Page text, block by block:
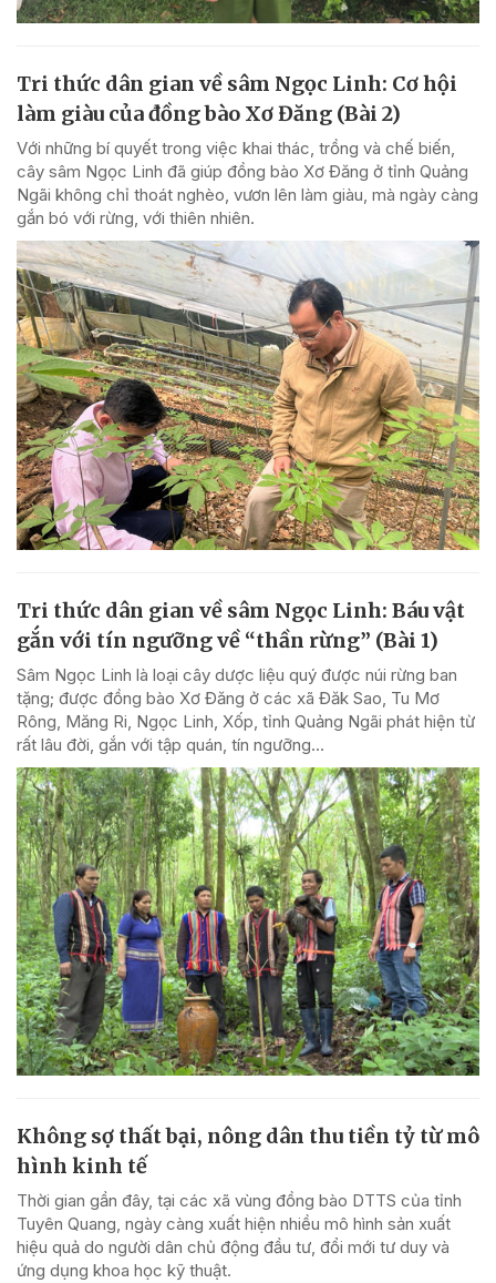
Tri thức dân gian về sâm Ngọc Linh: Cơ hội
làm giàu của đồng bào Xơ Đăng (Bài 2)
Với những bí quyết trong việc khai thác, trồng và chế biến,
cây sâm Ngọc Linh đã giúp đồng bào Xơ Đăng ở tỉnh Quảng
Ngãi không chỉ thoát nghèo, vươn lên làm giàu, mà ngày càng
gắn bó với rừng, với thiên nhiên.
Tri thức dân gian về sâm Ngọc Linh: Báu vật
gắn với tín ngưỡng về “thần rừng” (Bài 1)
Sâm Ngọc Linh là loại cây dược liệu quý được núi rừng ban
tặng; được đồng bào Xơ Đăng ở các xã Đăk Sao, Tu Mơ
Rông, Măng Ri, Ngọc Linh, Xốp, tỉnh Quảng Ngãi phát hiện từ
rất lâu đời, gắn với tập quán, tín ngưỡng...
Không sợ thất bại, nông dân thu tiền tỷ từ mô
hình kinh tế
Thời gian gần đây, tại các xã vùng đồng bào DTTS của tỉnh
Tuyên Quang, ngày càng xuất hiện nhiều mô hình sản xuất
hiệu quả do người dân chủ động đầu tư, đổi mới tư duy và
ứng dụng khoa học kỹ thuật.